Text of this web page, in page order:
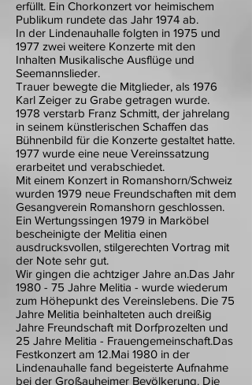
erfüllt. Ein Chorkonzert vor heimischem
Publikum rundete das Jahr 1974 ab.
In der Lindenauhalle folgten in 1975 und
1977 zwei weitere Konzerte mit den
Inhalten Musikalische Ausflüge und
Seemannslieder.
Trauer bewegte die Mitglieder, als 1976
Karl Zeiger zu Grabe getragen wurde.
1978 verstarb Franz Schmitt, der jahrelang
in seinem künstlerischen Schaffen das
Bühnenbild für die Konzerte gestaltet hatte.
1977 wurde eine neue Vereinssatzung
erarbeitet und verabschiedet.
Mit einem Konzert in Romanshorn/Schweiz
wurden 1979 neue Freundschaften mit dem
Gesangverein Romanshorn geschlossen.
Ein Wertungssingen 1979 in Marköbel
bescheinigte der Melitia einen
ausdrucksvollen, stilgerechten Vortrag mit
der Note sehr gut.
Wir gingen die achtziger Jahre an.Das Jahr
1980 - 75 Jahre Melitia - wurde wiederum
zum Höhepunkt des Vereinslebens. Die 75
Jahre Melitia beinhalteten auch dreißig
Jahre Freundschaft mit Dorfprozelten und
25 Jahre Melitia - Frauengemeinschaft.Das
Festkonzert am 12.Mai 1980 in der
Lindenauhalle fand begeisterte Aufnahme
bei der Großauheimer Bevölkerung. Die